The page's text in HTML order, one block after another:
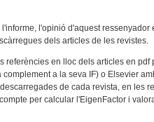
l'opinió d'aquest
dels articles de les revistes.
referències en lloc dels articles en
a la seva IF) o Elsevier
de cada revista, en les
per calcular l'EigenFactor i